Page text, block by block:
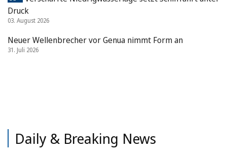
Druck
03. August 2026
Neuer Wellenbrecher vor Genua nimmt Form an
31. Juli 2026
Daily & Breaking News